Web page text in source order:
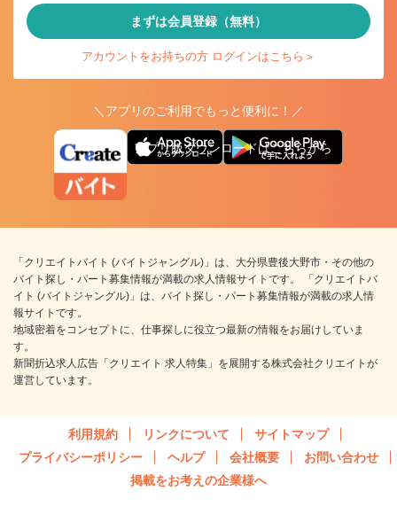
まずは会員登録（無料）
アカウントをお持ちの方 ログインはこちら＞
＼アプリのご利用でもっと便利に！／
アプリ版ダウンロードはこちらから
「クリエイトバイト (バイトジャングル)」は、大分県豊後大野市・その他の
バイト探し・パート募集情報が満載の求人情報サイトです。 「クリエイトバ
イト (バイトジャングル)」は、バイト探し・パート募集情報が満載の求人情
報サイトです。
地域密着をコンセプトに、仕事探しに役立つ最新の情報をお届けしていま
す。
新聞折込求人広告「クリエイト 求人特集」を展開する株式会社クリエイトが
運営しています。
利用規約 リンクについて
サイトマップ
プライバシーポリシー
ヘルプ 会社概要
お問い合わせ
掲載をお考えの企業様へ